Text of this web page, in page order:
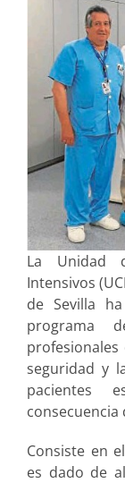
La Unidad
Intensivos
de Sevilla
programa
seguridad y
pacientes
Consiste en
es dado de